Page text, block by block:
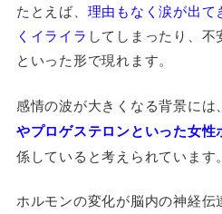
たとえば、 理由もなく涙が出て
くイライラ してしまったり、
といった形で現れます。
感情の波が大きくなる背景には、
やプロゲステロンといった女
係していると考えられています。
ホルモンの変化が脳内の神経伝